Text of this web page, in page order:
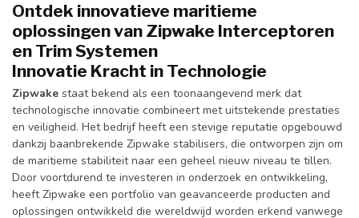
Ontdek innovatieve maritieme
oplossingen van Zipwake Interceptoren
en Trim Systemen
Innovatie Kracht in Technologie
Zipwake staat bekend als een toonaangevend merk dat
technologische innovatie combineert met uitstekende prestaties
en veiligheid. Het bedrijf heeft een stevige reputatie opgebouwd
dankzij baanbrekende Zipwake stabilisers, die ontworpen zijn om
de maritieme stabiliteit naar een geheel nieuw niveau te tillen.
Door voortdurend te investeren in onderzoek en ontwikkeling,
heeft Zipwake een portfolio van geavanceerde producten and
oplossingen ontwikkeld die wereldwijd worden erkend vanwege